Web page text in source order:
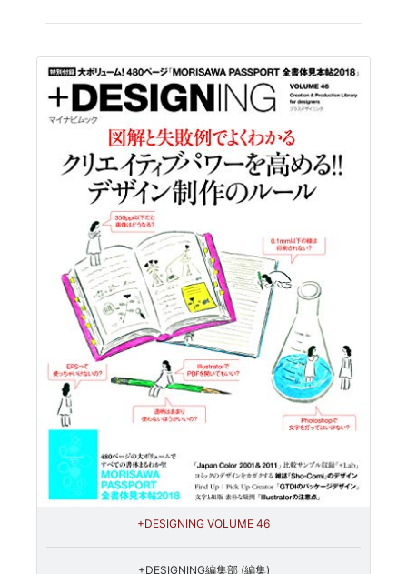
+DESIGNING VOLUME 46
+DESIGNING編集部 (編集)